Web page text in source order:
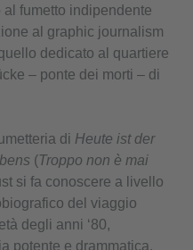
fumetto indipendente
al graphic journalism
dedicato al quartiere
– ponte dei morti – di
di Heute ist der
(Troppo non è mai
si fa conoscere a livello
del viaggio
degli anni ‘80,
potente e drammatica,